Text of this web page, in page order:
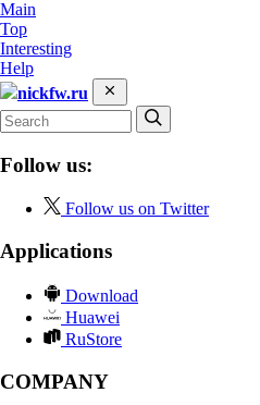
Main
Top
Interesting
Help
nickfw.ru
Follow us:
Follow us on Twitter
Applications
Download
Huawei
RuStore
COMPANY